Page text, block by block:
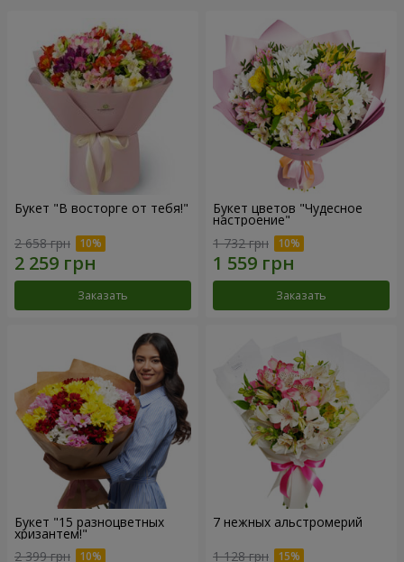
Букет "В восторге от тебя!"
2 658 грн
Заказать
Букет цветов "Чудесное
настроение"
1 732 грн
Заказать
Букет "15 разноцветных
хризантем!"
2 399 грн
7 нежных альстромерий
1 128 грн